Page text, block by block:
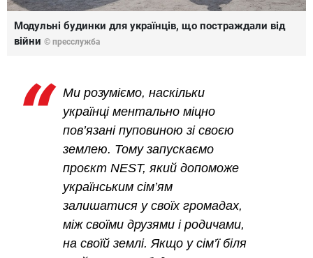
Модульні будинки для українців, що постраждали від
війни © пресслужба
Ми розуміємо, наскільки
українці ментально міцно
пов’язані пуповиною зі своєю
землею. Тому запускаємо
проєкт NEST, який допоможе
українським сім’ям
залишатися у своїх громадах,
між своїми друзями і родичами,
на своїй землі. Якщо у сім’ї біля